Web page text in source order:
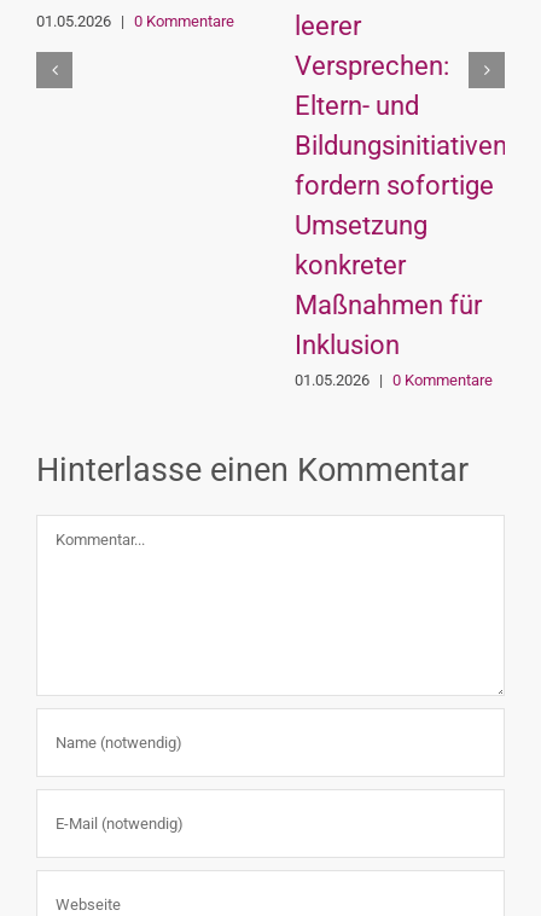
01.05.2026 | 0 Kommentare
leerer
Versprechen:
Eltern- und
Bildungsinitiativen
fordern sofortige
Umsetzung
konkreter
Maßnahmen für
Inklusion
01.05.2026 | 0 Kommentare
Hinterlasse einen Kommentar
Kommentar